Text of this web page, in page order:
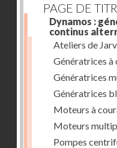
PAGE DE
Dynamos :
continus
Ateliers de
Génératrices
Génératrices
Génératrices
Moteurs à
Moteurs
Pompes